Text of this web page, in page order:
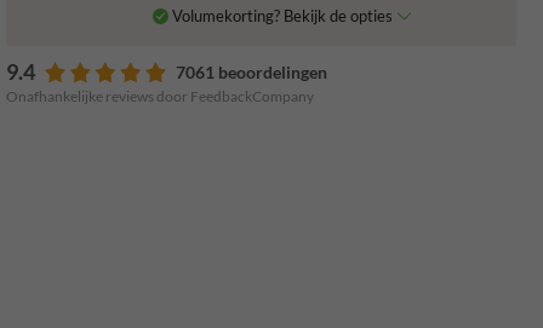
Volumekorting? Bekijk de opties
9.4 7061 beoordelingen
Onafhankelijke reviews door FeedbackCompany